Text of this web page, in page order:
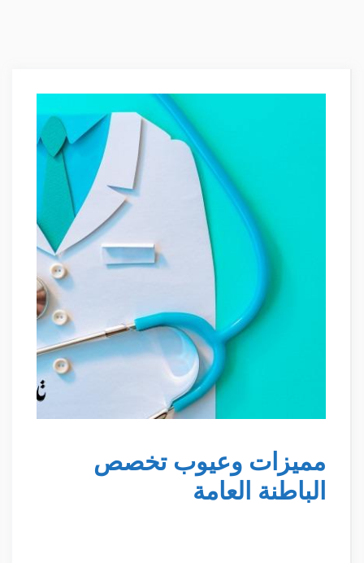
مميزات وعيوب تخصص
الباطنة العامة